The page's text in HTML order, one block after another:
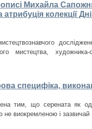
Михайла
колекції
мистецтва,
специфіка,
тим, що серената як
виокремленою і зазвичай